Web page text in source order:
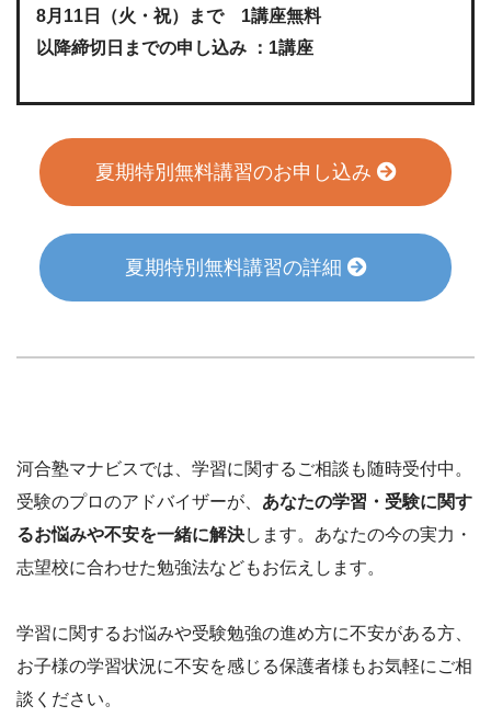
8月11日（火・祝）まで 1講座無料
以降締切日までの申し込み ：1講座
夏期特別無料講習のお申し込み
夏期特別無料講習の詳細
河合塾マナビスでは、学習に関するご相談も随時受付中。
受験のプロのアドバイザーが、 あなたの学習・受験に関す
るお悩みや不安を一緒に解決します。あなたの今の実力・
志望校に合わせた勉強法などもお伝えします。
学習に関するお悩みや受験勉強の進め方に不安がある方、
お子様の学習状況に不安を感じる保護者様もお気軽にご相
談ください。